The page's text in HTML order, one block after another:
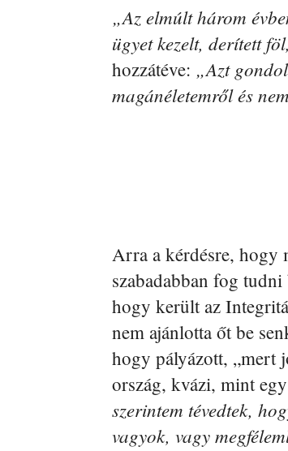
„Az elmúlt három
ügyet kezelt, derített
hozzátéve: „Azt
magánéletemről és
Arra a kérdésre, hogy
szabadabban fog
hogy került az
nem ajánlotta őt be
hogy pályázott, „mert
ország, kvázi, mint
szerintem tévedtek,
vagyok, vagy